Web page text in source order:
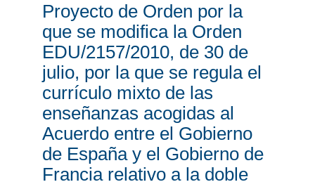
Proyecto de Orden por la
que se modifica la Orden
EDU/2157/2010, de 30 de
julio, por la que se regula el
currículo mixto de las
enseñanzas acogidas al
Acuerdo entre el Gobierno
de España y el Gobierno de
Francia relativo a la doble